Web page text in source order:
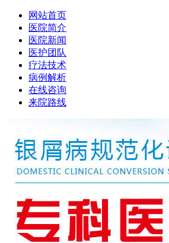
网站首页
医院简介
医院新闻
医护团队
疗法技术
病例解析
在线咨询
来院路线